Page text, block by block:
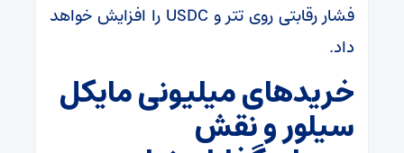
فشار رقابتی روی تتر و USDC را افزایش خواهد
داد.
خریدهای میلیونی مایکل
سیلور و نقش